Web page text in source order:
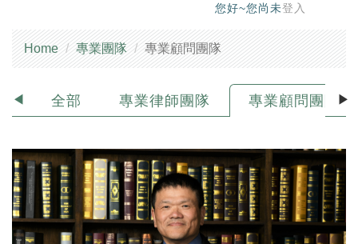
您好~您尚未登入
Home 專業團隊 專業顧問團隊
全部 專業律師團隊 專業顧問團隊